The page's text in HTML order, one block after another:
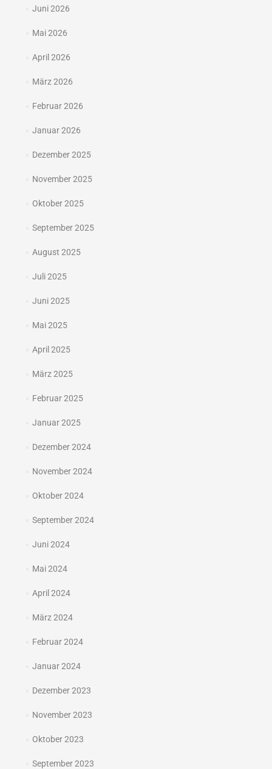
Juni 2026
Mai 2026
April 2026
März 2026
Februar 2026
Januar 2026
Dezember 2025
November 2025
Oktober 2025
September 2025
August 2025
Juli 2025
Juni 2025
Mai 2025
April 2025
März 2025
Februar 2025
Januar 2025
Dezember 2024
November 2024
Oktober 2024
September 2024
Juni 2024
Mai 2024
April 2024
März 2024
Februar 2024
Januar 2024
Dezember 2023
November 2023
Oktober 2023
September 2023